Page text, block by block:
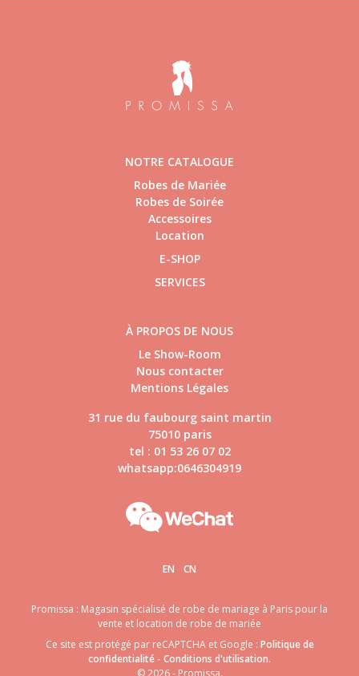
NOTRE CATALOGUE
Robes de Mariée
Robes de Soirée
Accessoires
Location
E-SHOP
SERVICES
À PROPOS DE NOUS
Le Show-Room
Nous contacter
Mentions Légales
31 rue du faubourg saint martin
75010 paris
tel : 01 53 26 07 02
whatsapp:0646304919
EN CN
Promissa : Magasin spécialisé de robe de mariage à Paris pour la
vente et location de robe de mariée
Ce site est protégé par reCAPTCHA et Google : Politique de
confidentialité - Conditions d'utilisation.
© 2026 - Promissa.